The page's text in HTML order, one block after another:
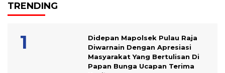
TRENDING
Didepan Mapolsek Pulau Raja
Diwarnain Dengan Apresiasi
Masyarakat Yang Bertulisan Di
Papan Bunga Ucapan Terima